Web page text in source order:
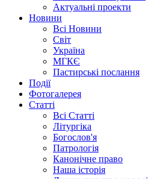
Актуальні проекти
Новини
Всі Новини
Світ
Україна
МГКЄ
Пастирські послання
Події
Фотогалерея
Статті
Всі Статті
Літургіка
Богослов'я
Патрологія
Канонічне право
Наша історія